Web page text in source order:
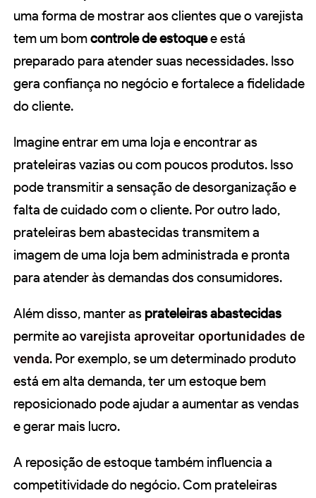
uma forma de mostrar aos clientes que o varejista
tem um bomcontrole de estoquee está
preparado para atender suas necessidades. Isso
gera confiança no negócio e fortalece a fidelidade
do cliente.
Imagine entrar em uma loja e encontrar as
prateleiras vazias ou com poucos produtos. Isso
pode transmitir a sensação de desorganização e
falta de cuidado com o cliente. Por outro lado,
prateleiras bem abastecidas transmitem a
imagem de uma loja bem administrada e pronta
para atender às demandas dos consumidores.
Além disso, manter as prateleiras abastecidas
permite ao varejista aproveitar oportunidades de
venda. Por exemplo, se um determinado produto
está em alta demanda, ter um estoque bem
reposicionado pode ajudar a aumentar as vendas
e gerar mais lucro.
A reposição de estoque também influencia a
competitividade do negócio. Com prateleiras